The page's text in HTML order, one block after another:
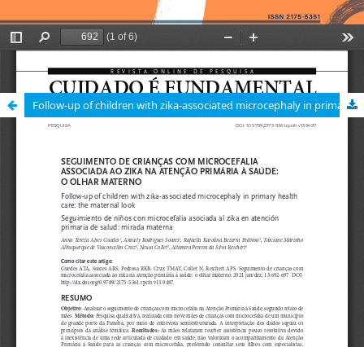
Follow-up of children with zika-associated microcephaly in primary health care: the maternal look / Seguimento de crianças com microcefalia associada ao zika na atenção primária à saúde: o olhar materno